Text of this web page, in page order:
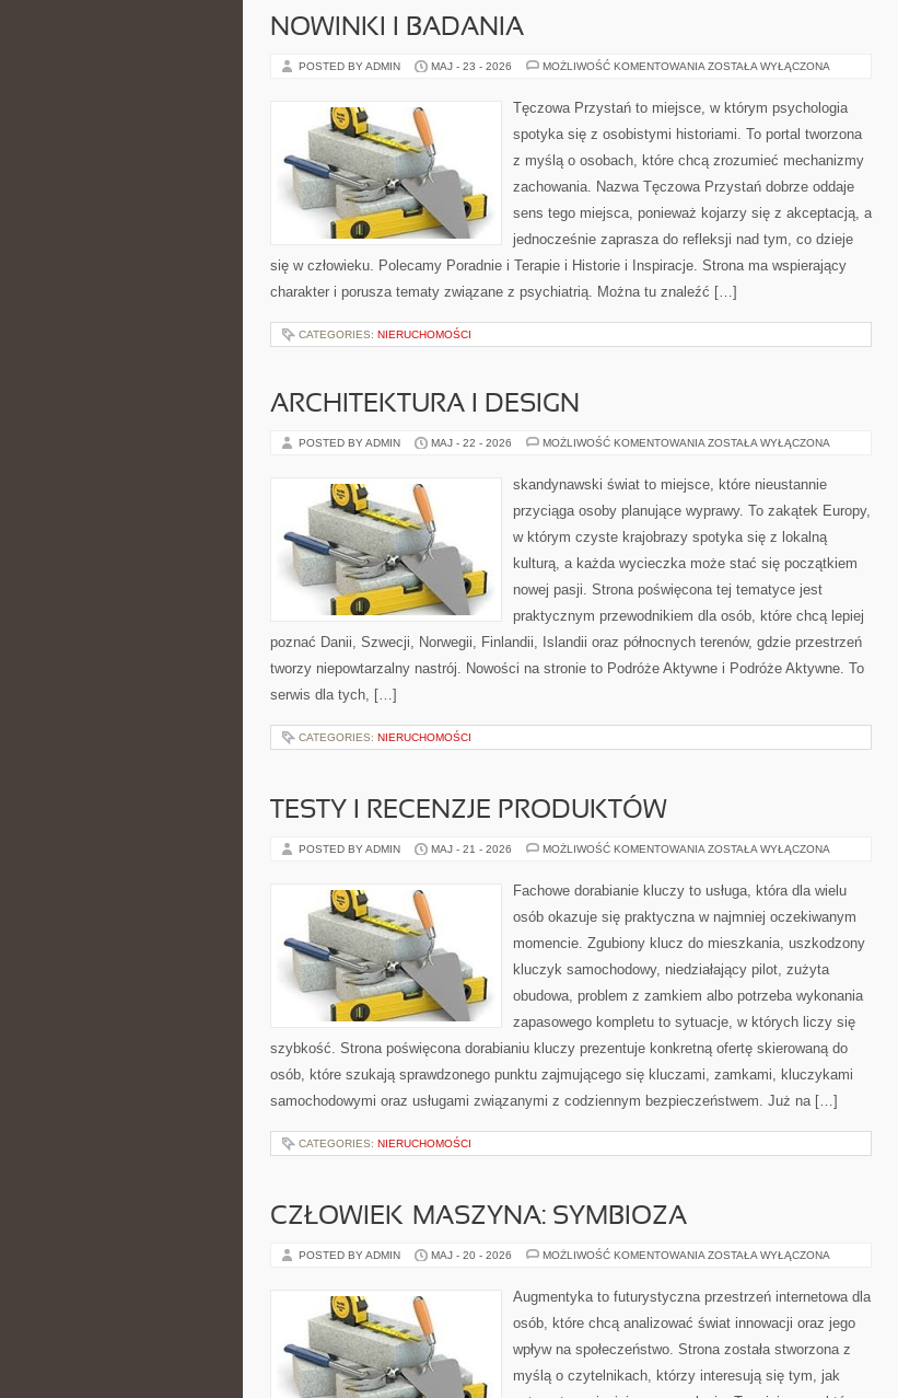
NOWINKI I BADANIA
POSTED BY ADMIN MAJ - 23 - 2026 MOŻLIWOŚĆ KOMENTOWANIA NOWINKI
ZOSTAŁA WYŁĄCZONA
Tęczowa Przystań to miejsce, w którym psychologia
spotyka się z osobistymi historiami. To portal tworzona
z myślą o osobach, które chcą zrozumieć mechanizmy
zachowania. Nazwa Tęczowa Przystań dobrze oddaje
sens tego miejsca, ponieważ kojarzy się z akceptacją, a
jednocześnie zaprasza do refleksji nad tym, co dzieje
się w człowieku. Polecamy Poradnie i Terapie i Historie i Inspiracje. Strona ma wspierający
charakter i porusza tematy związane z psychiatrią. Można tu znaleźć […]
CATEGORIES: NIERUCHOMOŚCI
ARCHITEKTURA I DESIGN
POSTED BY ADMIN MAJ - 22 - 2026 MOŻLIWOŚĆ KOMENTOWANIA ARCHITEKTURA
ZOSTAŁA WYŁĄCZONA
skandynawski świat to miejsce, które nieustannie
przyciąga osoby planujące wyprawy. To zakątek Europy,
w którym czyste krajobrazy spotyka się z lokalną
kulturą, a każda wycieczka może stać się początkiem
nowej pasji. Strona poświęcona tej tematyce jest
praktycznym przewodnikiem dla osób, które chcą lepiej
poznać Danii, Szwecji, Norwegii, Finlandii, Islandii oraz północnych terenów, gdzie przestrzeń
tworzy niepowtarzalny nastrój. Nowości na stronie to Podróże Aktywne i Podróże Aktywne. To
serwis dla tych, […]
CATEGORIES: NIERUCHOMOŚCI
TESTY I RECENZJE PRODUKTÓW
POSTED BY ADMIN MAJ - 21 - 2026 MOŻLIWOŚĆ KOMENTOWANIA TESTY
PRODUKTÓW
ZOSTAŁA WYŁĄCZONA
Fachowe dorabianie kluczy to usługa, która dla wielu
osób okazuje się praktyczna w najmniej oczekiwanym
momencie. Zgubiony klucz do mieszkania, uszkodzony
kluczyk samochodowy, niedziałający pilot, zużyta
obudowa, problem z zamkiem albo potrzeba wykonania
zapasowego kompletu to sytuacje, w których liczy się
szybkość. Strona poświęcona dorabianiu kluczy prezentuje konkretną ofertę skierowaną do
osób, które szukają sprawdzonego punktu zajmującego się kluczami, zamkami, kluczykami
samochodowymi oraz usługami związanymi z codziennym bezpieczeństwem. Już na […]
CATEGORIES: NIERUCHOMOŚCI
CZŁOWIEK–MASZYNA: SYMBIOZA
POSTED BY ADMIN MAJ - 20 - 2026 MOŻLIWOŚĆ KOMENTOWANIA CZŁOWIEK–
ZOSTAŁA WYŁĄCZONA
Augmentyka to futurystyczna przestrzeń internetowa dla
osób, które chcą analizować świat innowacji oraz jego
wpływ na społeczeństwo. Strona została stworzona z
myślą o czytelnikach, którzy interesują się tym, jak